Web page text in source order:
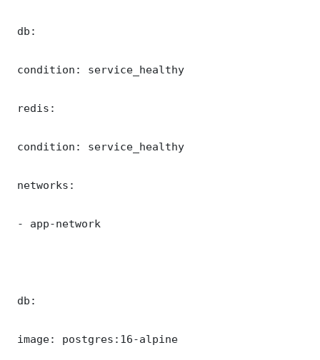
db:
condition: service_healthy
redis:
condition: service_healthy
networks:
- app-network
db:
image: postgres:16-alpine